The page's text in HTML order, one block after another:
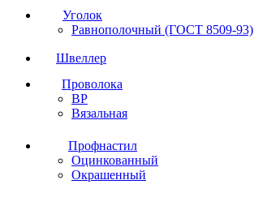
Уголок
Равнополочный (ГОСТ 8509-93)
Швеллер
Проволока
ВР
Вязальная
Профнастил
Оцинкованный
Окрашенный